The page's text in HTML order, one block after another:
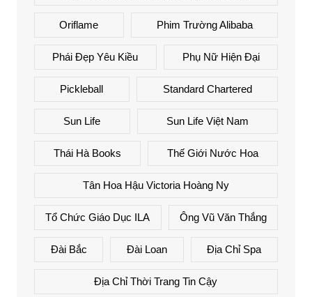
Oriflame Phim Trường Alibaba
Phái Đẹp Yêu Kiều Phụ Nữ Hiện Đại
Pickleball Standard Chartered
Sun Life Sun Life Việt Nam
Thái Hà Books Thế Giới Nước Hoa
Tân Hoa Hậu Victoria Hoàng Ny
Tổ Chức Giáo Dục ILA Ông Vũ Văn Thắng
Đài Bắc Đài Loan Địa Chỉ Spa
Địa Chỉ Thời Trang Tin Cậy